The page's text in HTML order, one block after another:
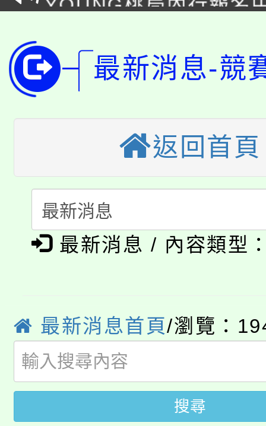
開!
115年桃園市運動會8/
田徑場及游泳池舉行。
桃園市低收入戶享有免
視費優惠，中低收入戶
半價優惠，詳情可洽有
者。
大園自造教育及科技中
份教師增能研習
大溪自造教育及科技
份教師研習
淨零綠生活教案入校路
會
115年食農教育專業人
程
「本色祭」8/29、30在
局官網。
8月14至27日，桃園電
開!
115年桃園市運動會8/
田徑場及游泳池舉行。
桃園市低收入戶享有免
視費優惠，中低收入戶
大園自造教育及科技
最新消息-競
返回首頁
最新消息 / 內容類型
最新消息首頁/瀏覽：
搜尋